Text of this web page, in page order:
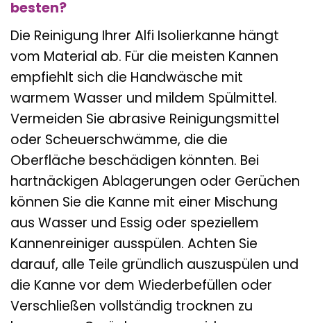
besten?
Die Reinigung Ihrer Alfi Isolierkanne hängt
vom Material ab. Für die meisten Kannen
empfiehlt sich die Handwäsche mit
warmem Wasser und mildem Spülmittel.
Vermeiden Sie abrasive Reinigungsmittel
oder Scheuerschwämme, die die
Oberfläche beschädigen könnten. Bei
hartnäckigen Ablagerungen oder Gerüchen
können Sie die Kanne mit einer Mischung
aus Wasser und Essig oder speziellem
Kannenreiniger ausspülen. Achten Sie
darauf, alle Teile gründlich auszuspülen und
die Kanne vor dem Wiederbefüllen oder
Verschließen vollständig trocknen zu